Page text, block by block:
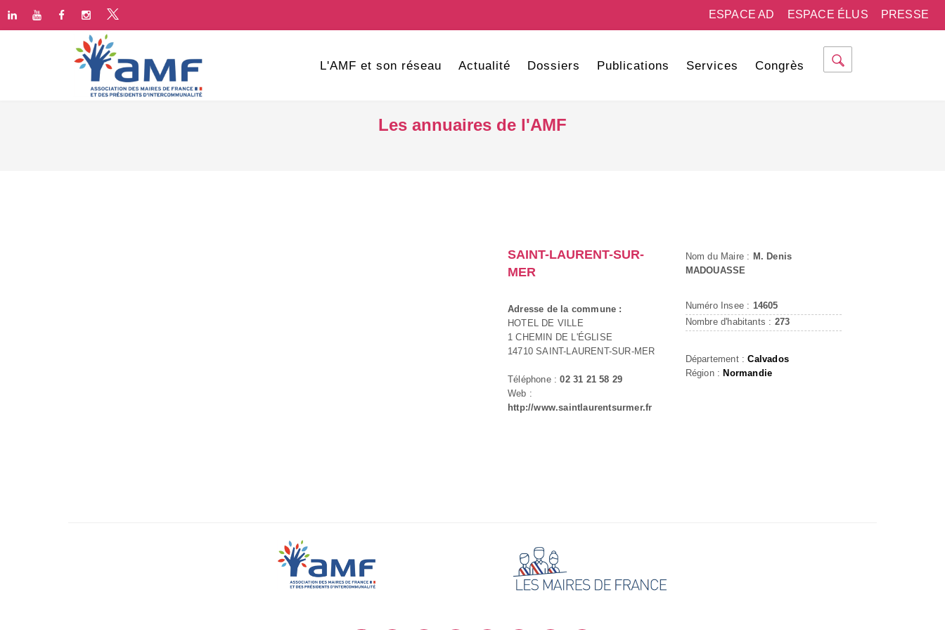
PRESSE
ESPACE ÉLUS
ESPACE AD
L'AMF et son réseau Actualité Dossiers Publications Services Congrès
Les annuaires de l'AMF
SAINT-LAURENT-SUR-
MER
Adresse de la commune :
HOTEL DE VILLE
1 CHEMIN DE L'ÉGLISE
14710 SAINT-LAURENT-SUR-MER
Téléphone :02 31 21 58 29
Web :
http://www.saintlaurentsurmer.fr
Nom du Maire : M. Denis
MADOUASSE
Numéro Insee : 14605
Nombre d'habitants : 273
Département :Calvados
Région : Normandie